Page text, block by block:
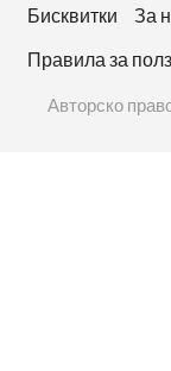
Бисквитки За
Правила за
Авторско